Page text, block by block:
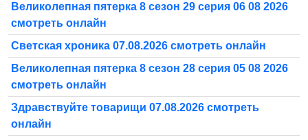
Великолепная пятерка 8 сезон 29 серия 06 08 2026
смотреть онлайн
Светская хроника 07.08.2026 смотреть онлайн
Великолепная пятерка 8 сезон 28 серия 05 08 2026
смотреть онлайн
Здравствуйте товарищи 07.08.2026 смотреть
онлайн